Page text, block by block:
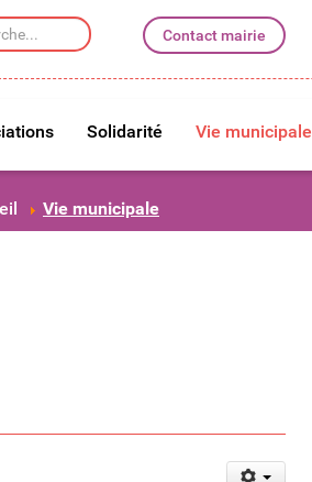
Contact mairie
Solidarité Vie municipale
Vie municipale